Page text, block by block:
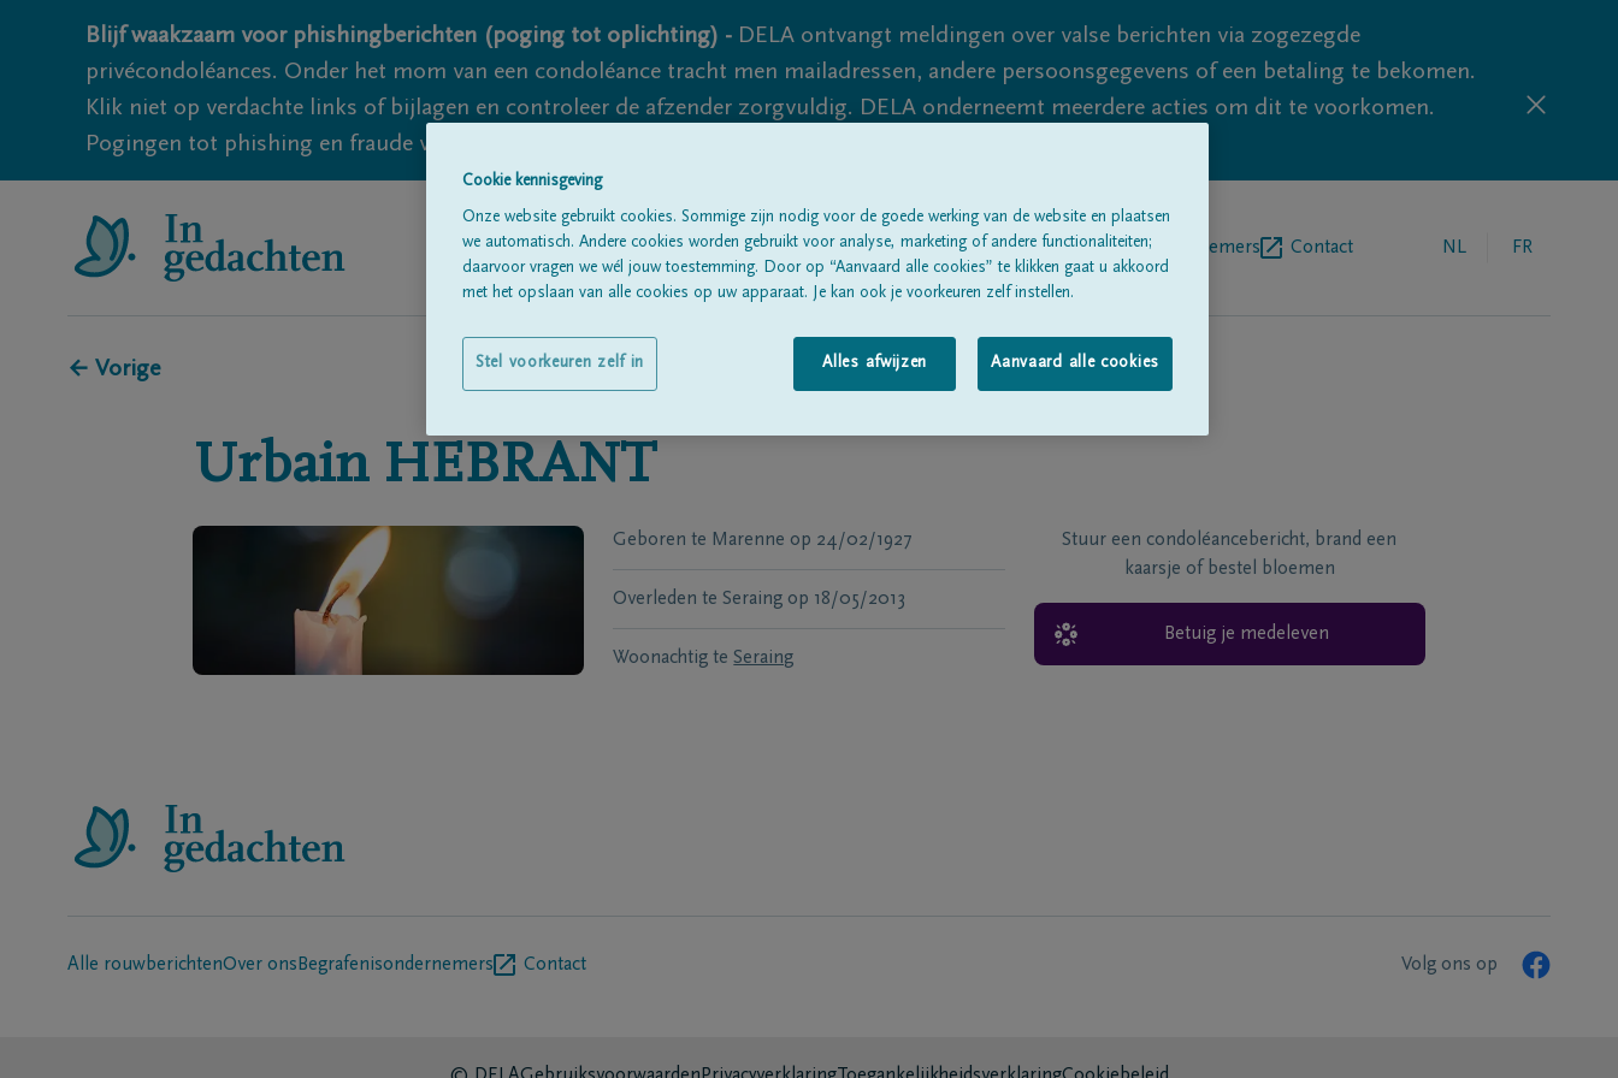
Blijf waakzaam voor phishingberichten (poging tot oplichting) - DELA ontvangt meldingen over valse berichten via zogezegde
privécondoléances. Onder het mom van een condoléance tracht men mailadressen, andere persoonsgegevens of een betaling te bekomen.
Klik niet op verdachte links of bijlagen en controleer de afzender zorgvuldig. DELA onderneemt meerdere acties om dit te voorkomen.
Pogingen tot phishing en fraude vallen echter nooit volledig uit te sluiten, dus blijf waakzaam.
Alle rouwberichten Over onsBegrafenisondernemers Contact NL FR
← Vorige
Urbain HEBRANT
Geboren te Marenne op 24/02/1927
Overleden te Seraing op 18/05/2013
Woonachtig te Seraing
Stuur een condoléancebericht, brand een
kaarsje of bestel bloemen
Betuig je medeleven
Alle rouwberichtenOver ons Begrafenisondernemers Contact Volg ons op
Cookie kennisgeving
Onze website gebruikt cookies. Sommige zijn nodig voor de goede werking van de website en plaatsen
we automatisch. Andere cookies worden gebruikt voor analyse, marketing of andere functionaliteiten;
daarvoor vragen we wél jouw toestemming. Door op “Aanvaard alle cookies” te klikken gaat u akkoord
met het opslaan van alle cookies op uw apparaat. Je kan ook je voorkeuren zelf instellen.
Alles afwijzen Aanvaard alle cookies
Stel voorkeuren zelf in